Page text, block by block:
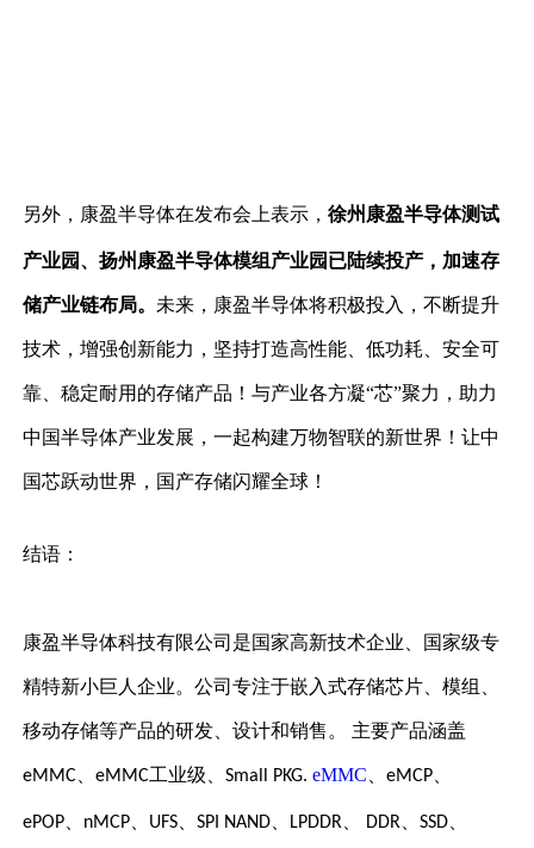
另外， 康盈半导体在发布会上表示 ，徐州康盈半导体测试
产业园、扬州康盈半导体模组产业园已陆续投产，加速存
储产业链布局。 未来，康盈半导体将积极投入，不断提升
技术，增强创新能力，坚持打造高性能、低功耗、安全可
靠、稳定耐用的存储产品！与产业各方凝“芯”聚力，助力
中国半导体产业发展，一起构建万物智联的新世界！让中
国芯跃动世界，国产存储闪耀全球！
结语：
康盈半导体科技有限公司是国家高新技术企业、国家级专
精特新小巨人企业。公司专注于嵌入式存储芯片、模组、
移动存储等产品的研发、设计和销售。 主要产品涵盖
eMMC 、eMMC工业级、Small PKG.eMMC 、eMCP
ePOP nMCP UFS 、SPI NAND LPDDR DDR 、SSD